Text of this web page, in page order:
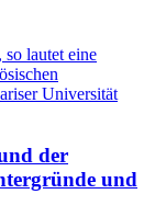
so lautet eine
Universität
der
und